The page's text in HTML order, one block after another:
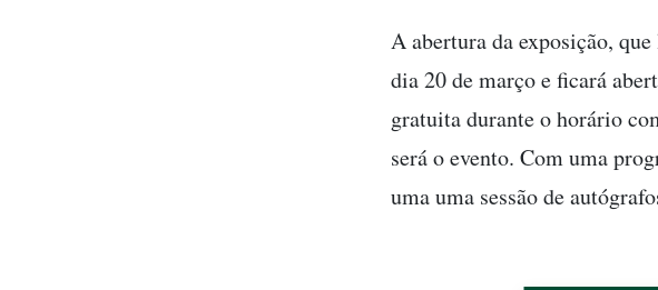
A abertura da exposição,
dia 20 de março e ficará
gratuita durante o horário
será o evento. Com uma
uma uma sessão de